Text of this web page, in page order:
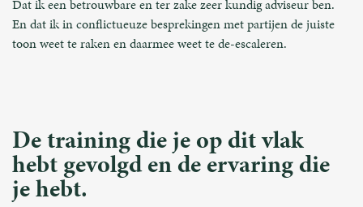
Dat ik een betrouwbare en ter zake zeer kundig adviseur ben.
En dat ik in conflictueuze besprekingen met partijen de juiste
toon weet te raken en daarmee weet te de-escaleren.
De training die je op dit vlak
hebt gevolgd en de ervaring die
je hebt.